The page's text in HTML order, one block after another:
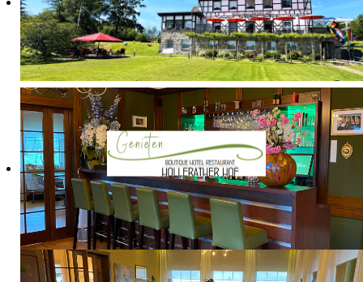
ETEN & DRINKEN
WELLNESS
OMGEVING
BLOG
ACTUEEL: WILDE
NARCISSEN